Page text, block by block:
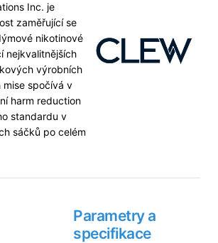
Inc. je
zaměřující se
nikotinové
nejkvalitnějších
výrobních
mise spočívá v
harm reduction
standardu v
sáčků po celém
Parametry a
specifikace